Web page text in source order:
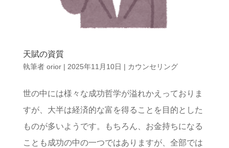
天賦の資質
執筆者 orior| 2025年11月10日 | カウンセリング
世の中には様々な成功哲学が溢れかえっておりま
すが、大半は経済的な富を得ることを目的とした
ものが多いようです。もちろん、お金持ちになる
ことも成功の中の一つではありますが、全部では